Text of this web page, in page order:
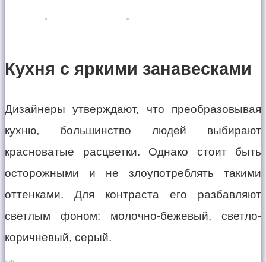
Кухня с яркими занавесками
Дизайнеры утверждают, что преобразовывая
кухню, большинство людей выбирают
красноватые расцветки. Однако стоит быть
осторожными и не злоупотреблять такими
оттенками. Для контраста его разбавляют
светлым фоном: молочно-бежевый, светло-
коричневый, серый.